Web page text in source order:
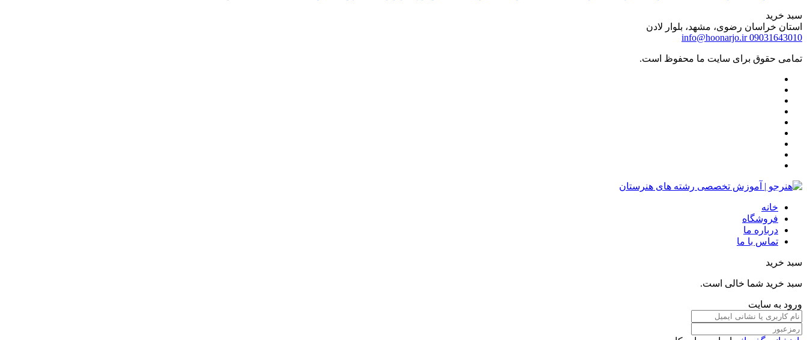
سبد خرید
استان خراسان رضوی، مشهد، بلوار لادن
09031643010
info@hoonarjo.ir
تمامی حقوق برای سایت ما محفوظ است.
خانه
فروشگاه
درباره ما
تماس با ما
سبد خرید
سبد خرید شما خالی است.
ورود به سایت